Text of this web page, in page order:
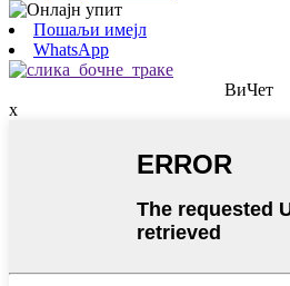
Пошаљи имејл
WhatsApp
ВиЧет
x